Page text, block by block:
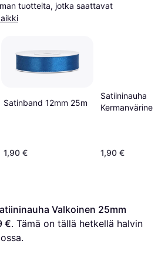
tuotteita, jotka saattavat
Satinband 12mm 25m
1,90 €
Satiininauha
1,90 €
Valkoinen 25mm
€. Tämä on tällä hetkellä halvin